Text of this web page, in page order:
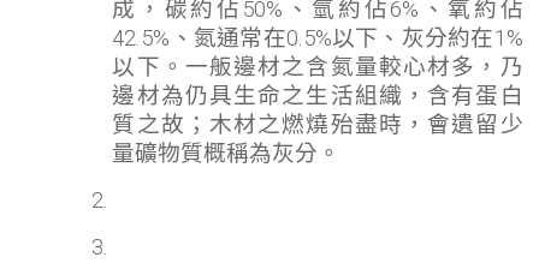
成，碳約佔50%、氫約佔6%、氧約佔
42.5%、氮通常在0.5%以下、灰分約在1%
以下。一舨邊材之含氮量較心材多，乃
邊材為仍具生命之生活組織，含有蛋白
質之故；木材之燃燒殆盡時，會遺留少
量礦物質概稱為灰分。